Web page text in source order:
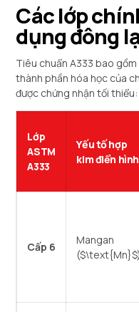
Các lớp
dụng đông
Tiêu chuẩn A333 bao
thành phần hóa học của
được chứng nhận tối thiểu:
Lớp
ASTM
A333
Yếu tố hợp
kim điển hình
Cấp 6
Mangan
($\text{Mn}$)